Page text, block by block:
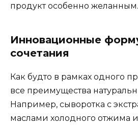
продукт особенно желанным.
Инновационные
сочетания
Как будто в рамках одного
все преимущества
Например, сыворотка с
маслами холодного отжима